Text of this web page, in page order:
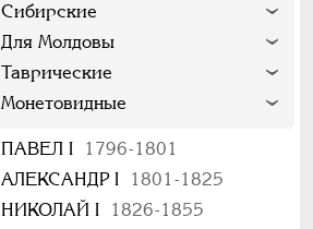
Сибирские
Для Молдовы
Таврические
Монетовидные
ПАВЕЛ I
1796-1801
АЛЕКСАНДР I
1801-1825
НИКОЛАЙ I
1826-1855